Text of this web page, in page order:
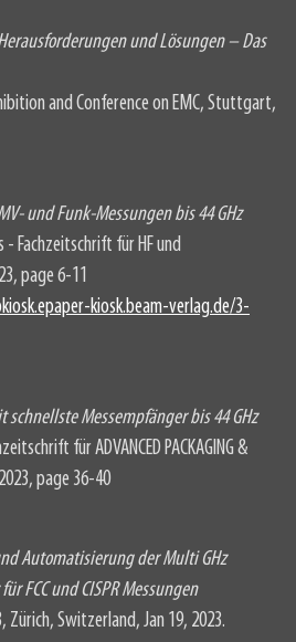
und Lösungen – Das
and Conference on EMC, Stuttgart,
und Funk-Messungen bis 44 GHz
- Fachzeitschrift für HF und
page 6-11
kiosk.beam-verlag.de/3-
Messempfänger bis 44 GHz
für ADVANCED PACKAGING &
2023, page 36-40
Automatisierung der Multi GHz
FCC und CISPR Messungen
Zürich, Switzerland, Jan 19, 2023.